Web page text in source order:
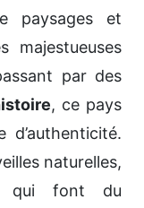
paysages et
majestueuses
par des
, ce pays
d’authenticité.
naturelles,
qui font du